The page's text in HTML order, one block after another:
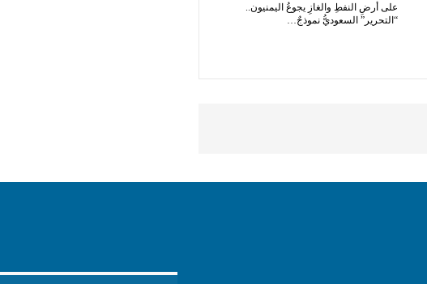
على أرضِ النفطِ والغازِ يجوعُ اليمنيون..
“التحرير” السعوديُّ نموذجٌ…